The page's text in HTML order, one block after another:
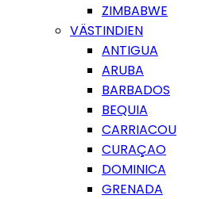
ZIMBABWE
VÄSTINDIEN
ANTIGUA
ARUBA
BARBADOS
BEQUIA
CARRIACOU
CURAÇAO
DOMINICA
GRENADA